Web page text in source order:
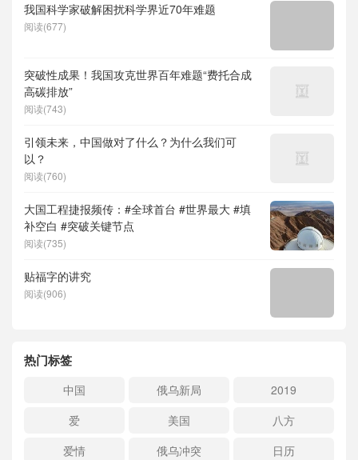
我国科学家破解困扰科学界近70年难题
阅读(677)
突破性成果！我国攻克世界百年难题“费托合成
高碳排放”
阅读(743)
引领未来，中国做对了什么？为什么我们可
以？
阅读(760)
大国工程捷报频传：#全球首台 #世界最大 #填
补空白 #突破关键节点
阅读(735)
贴福字的讲究
阅读(906)
热门标签
中国 俄乌新局
2019
爱
美国
八方
爱情
俄乌冲突
日历